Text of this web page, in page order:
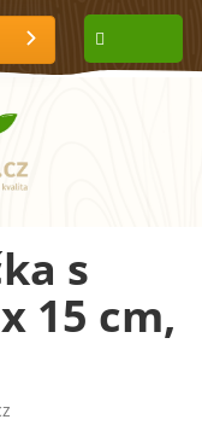
NÁKUPNÍ
KOŠÍK
s
15 cm,